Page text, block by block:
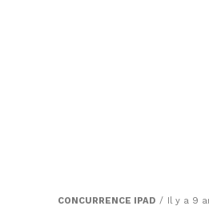
CONCURRENCE IPAD Il y a 9